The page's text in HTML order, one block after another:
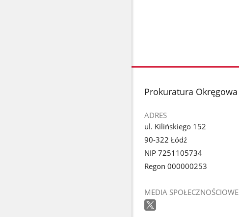
stopka
Prokuratura
ADRES
ul. Kilińskiego 152
90-322 Łódź
NIP 7251105734
Regon 000000253
MEDIA